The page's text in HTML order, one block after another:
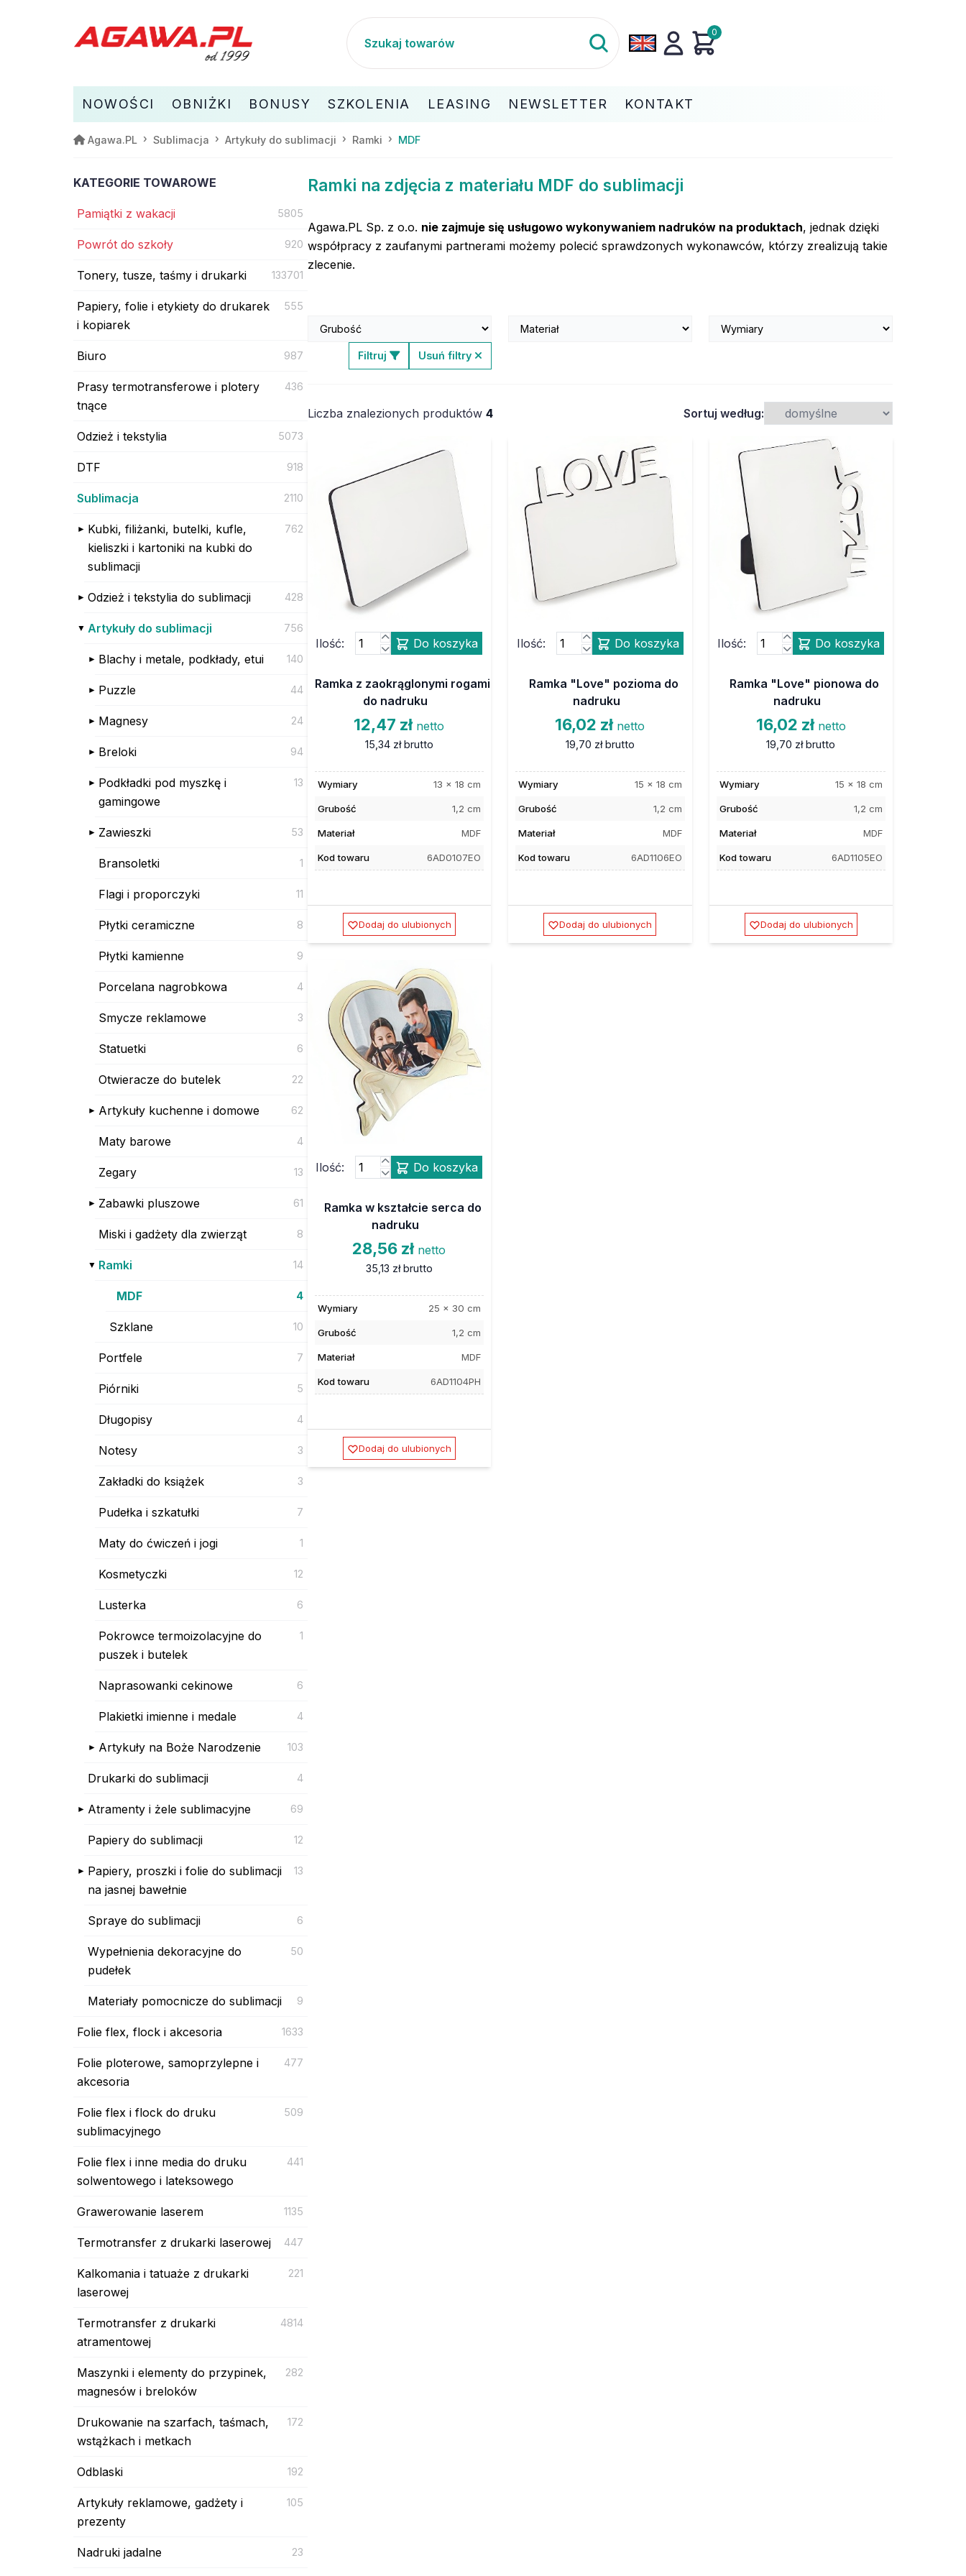
0
NOWOŚCI OBNIŻKI BONUSY SZKOLENIA LEASING NEWSLETTER KONTAKT
Agawa.PL Sublimacja Artykuły do sublimacji Ramki MDF
KATEGORIE TOWAROWE
Pamiątki z wakacji 5805
Powrót do szkoły 920
Tonery, tusze, taśmy i drukarki 133701
Papiery, folie i etykiety do drukarek
i kopiarek
555
Biuro 987
Prasy termotransferowe i plotery
tnące
436
Odzież i tekstylia 5073
DTF 918
Sublimacja 2110
Kubki, filiżanki, butelki, kufle,
kieliszki i kartoniki na kubki do
sublimacji
762
Odzież i tekstylia do sublimacji 428
Artykuły do sublimacji 756
Blachy i metale, podkłady, etui 140
Puzzle 44
Magnesy 24
Breloki 94
Podkładki pod myszkę i
gamingowe
13
Zawieszki 53
Bransoletki 1
Flagi i proporczyki 11
Płytki ceramiczne 8
Płytki kamienne 9
Porcelana nagrobkowa 4
Smycze reklamowe 3
Statuetki 6
Otwieracze do butelek 22
Artykuły kuchenne i domowe 62
Maty barowe 4
Zegary 13
Zabawki pluszowe 61
Miski i gadżety dla zwierząt 8
Ramki 14
MDF 4
Szklane 10
Portfele 7
Piórniki 5
Długopisy 4
Notesy 3
Zakładki do książek 3
Pudełka i szkatułki 7
Maty do ćwiczeń i jogi 1
Kosmetyczki 12
Lusterka 6
Pokrowce termoizolacyjne do
puszek i butelek
1
Naprasowanki cekinowe 6
Plakietki imienne i medale 4
Artykuły na Boże Narodzenie 103
Drukarki do sublimacji 4
Atramenty i żele sublimacyjne 69
Papiery do sublimacji 12
Papiery, proszki i folie do sublimacji
na jasnej bawełnie
13
Spraye do sublimacji 6
Wypełnienia dekoracyjne do
pudełek
50
Materiały pomocnicze do sublimacji 9
Folie flex, flock i akcesoria 1633
Folie ploterowe, samoprzylepne i
akcesoria
477
Folie flex i flock do druku
sublimacyjnego
509
Folie flex i inne media do druku
solwentowego i lateksowego
441
Grawerowanie laserem 1135
Termotransfer z drukarki laserowej 447
Kalkomania i tatuaże z drukarki
laserowej
221
Termotransfer z drukarki
atramentowej
4814
Maszynki i elementy do przypinek,
magnesów i breloków
282
Drukowanie na szarfach, taśmach,
wstążkach i metkach
172
Odblaski 192
Artykuły reklamowe, gadżety i
prezenty
105
Nadruki jadalne 23
Ramki na zdjęcia z materiału MDF do sublimacji
Agawa.PL Sp. z o.o. nie zajmuje się usługowo wykonywaniem nadruków na produktach, jednak dzięki
współpracy z zaufanymi partnerami możemy polecić sprawdzonych wykonawców, którzy zrealizują takie
zlecenie.
Filtruj Usuń filtry
Liczba znalezionych produktów 4 Sortuj według:
Ilość: Do koszyka
Ramka z zaokrąglonymi rogami
do nadruku
12,47 zł netto
15,34 zł brutto
Wymiary 13 x 18 cm
Grubość 1,2 cm
Materiał MDF
Kod towaru 6AD0107EO
Dodaj do ulubionych
Ilość: Do koszyka
Ramka "Love" pozioma do
nadruku
16,02 zł netto
19,70 zł brutto
Wymiary 15 x 18 cm
Grubość 1,2 cm
Materiał MDF
Kod towaru 6AD1106EO
Dodaj do ulubionych
Ilość: Do koszyka
Ramka "Love" pionowa do
nadruku
16,02 zł netto
19,70 zł brutto
Wymiary 15 x 18 cm
Grubość 1,2 cm
Materiał MDF
Kod towaru 6AD1105EO
Dodaj do ulubionych
Ilość: Do koszyka
Ramka w kształcie serca do
nadruku
28,56 zł netto
35,13 zł brutto
Wymiary 25 x 30 cm
Grubość 1,2 cm
Materiał MDF
Kod towaru 6AD1104PH
Dodaj do ulubionych